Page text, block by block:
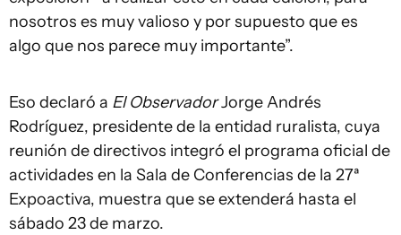
nosotros es muy valioso y por supuesto que es
algo que nos parece muy importante”.
Eso declaró a El ObservadorJorge Andrés
Rodríguez, presidente de la entidad ruralista, cuya
reunión de directivos integró el programa oficial de
actividades en la Sala de Conferencias de la 27ª
Expoactiva, muestra que se extenderá hasta el
sábado 23 de marzo.